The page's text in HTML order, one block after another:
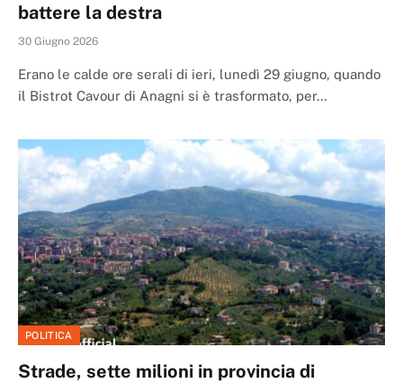
battere la destra
30 Giugno 2026
Erano le calde ore serali di ieri, lunedì 29 giugno, quando
il Bistrot Cavour di Anagni si è trasformato, per…
POLITICA
Strade, sette milioni in provincia di